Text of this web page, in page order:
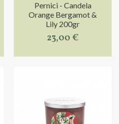
Pernici - Candela
Orange Bergamot &
Lily 200gr
23,00 €